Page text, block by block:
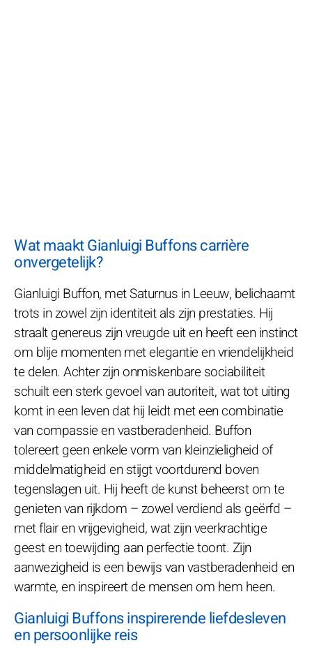
Wat maakt Gianluigi Buffons carrière
onvergetelijk?
Gianluigi Buffon, met Saturnus in Leeuw, belichaamt
trots in zowel zijn identiteit als zijn prestaties. Hij
straalt genereus zijn vreugde uit en heeft een instinct
om blije momenten met elegantie en vriendelijkheid
te delen. Achter zijn onmiskenbare sociabiliteit
schuilt een sterk gevoel van autoriteit, wat tot uiting
komt in een leven dat hij leidt met een combinatie
van compassie en vastberadenheid. Buffon
tolereert geen enkele vorm van kleinzieligheid of
middelmatigheid en stijgt voortdurend boven
tegenslagen uit. Hij heeft de kunst beheerst om te
genieten van rijkdom – zowel verdiend als geërfd –
met flair en vrijgevigheid, wat zijn veerkrachtige
geest en toewijding aan perfectie toont. Zijn
aanwezigheid is een bewijs van vastberadenheid en
warmte, en inspireert de mensen om hem heen.
Gianluigi Buffons inspirerende liefdesleven
en persoonlijke reis